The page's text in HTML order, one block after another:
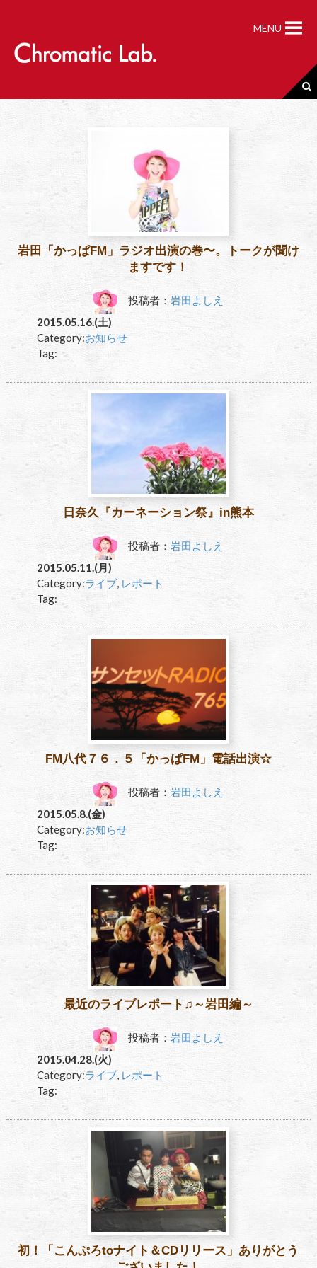
MENU
岩田「かっぱFM」ラジオ出演の巻〜。トークが聞け
ますです！
投稿者：岩田よしえ
2015.05.16.(土)
Category:お知らせ
Tag:
日奈久『カーネーション祭』in熊本
投稿者：岩田よしえ
2015.05.11.(月)
Category:ライブ, レポート
Tag:
FM八代７６．５「かっぱFM」電話出演☆
投稿者：岩田よしえ
2015.05.8.(金)
Category:お知らせ
Tag:
最近のライブレポート♫～岩田編～
投稿者：岩田よしえ
2015.04.28.(火)
Category:ライブ, レポート
Tag:
初！「こんぷろtoナイト＆CDリリース」ありがとう